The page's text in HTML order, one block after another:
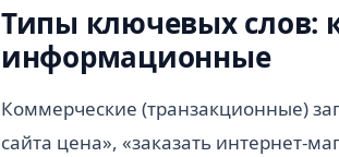
Типы ключевых слов:
информационные
Коммерческие (транзакционные)
сайта цена», «заказать интернет-